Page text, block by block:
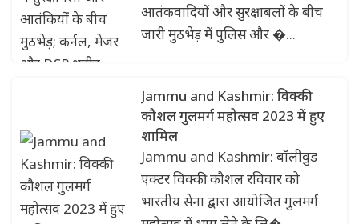
आतंकवादियों और सुरक्षाबलों के बीच
जारी मुठभेड़ में पुलिस और �...
Jammu and Kashmir: विक्की
कौशल गुलमर्ग महोत्सव 2023 में हुए
शामिल
Jammu and Kashmir: बॉलीवुड
एक्टर विक्की कौशल रविवार को
भारतीय सेना द्वारा आयोजित गुलमर्ग